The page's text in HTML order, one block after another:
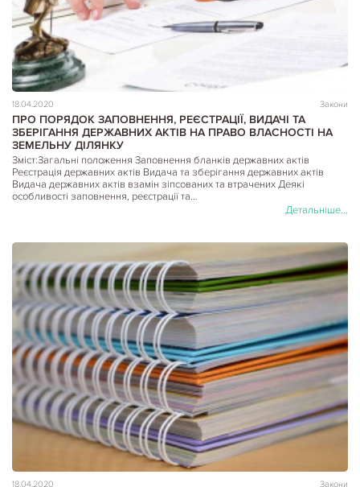
18.04.2020 Закони
ПРО ПОРЯДОК ЗАПОВНЕННЯ, РЕЄСТРАЦІЇ, ВИДАЧІ ТА
ЗБЕРІГАННЯ ДЕРЖАВНИХ АКТІВ НА ПРАВО ВЛАСНОСТІ НА
ЗЕМЕЛЬНУ ДІЛЯНКУ
Зміст:Загальні положення Заповнення бланків державних актів
Реєстрація державних актів Видача та зберігання державних актів
Видача державних актів взамін зіпсованих та втрачених Деякі
особливості заповнення, реєстрації та…
Детальніше...
18.04.2020 Закони